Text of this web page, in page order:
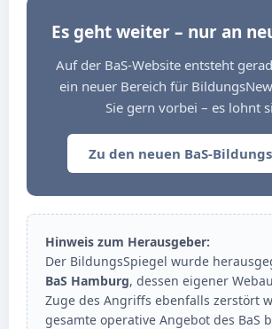
Es geht weiter – nur an
Auf der BaS-Website entsteht
ein neuer Bereich für
Sie gern vorbei – es lohnt
Zu den neuen BaS-
Hinweis zum Herausgeber:
Der BildungsSpiegel wurde
BaS Hamburg, dessen eigener
Zuge des Angriffs ebenfalls zerstört
gesamte operative Angebot des BaS